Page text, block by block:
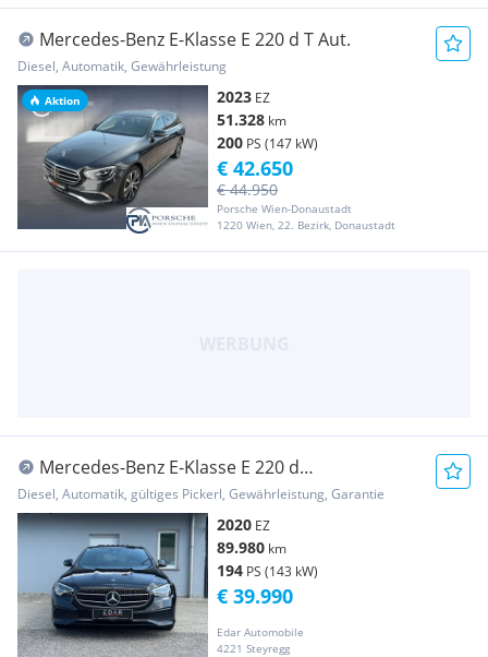
Aktion
Mercedes-Benz E-Klasse E 220 d T Aut.
Diesel, Automatik, Gewährleistung
2023 EZ
51.328 km
200 PS (147 kW)
Porsche Wien-Donaustadt
1220 Wien, 22. Bezirk, Donaustadt
€ 44.950
€ 42.650
Mercedes-Benz E-Klasse E 220 d
Aut.*Schiebedach*Teilleder*Rückfahrkamera*
Diesel, Automatik, gültiges Pickerl, Gewährleistung, Garantie
2020 EZ
89.980 km
194 PS (143 kW)
Edar Automobile
4221 Steyregg
€ 39.990